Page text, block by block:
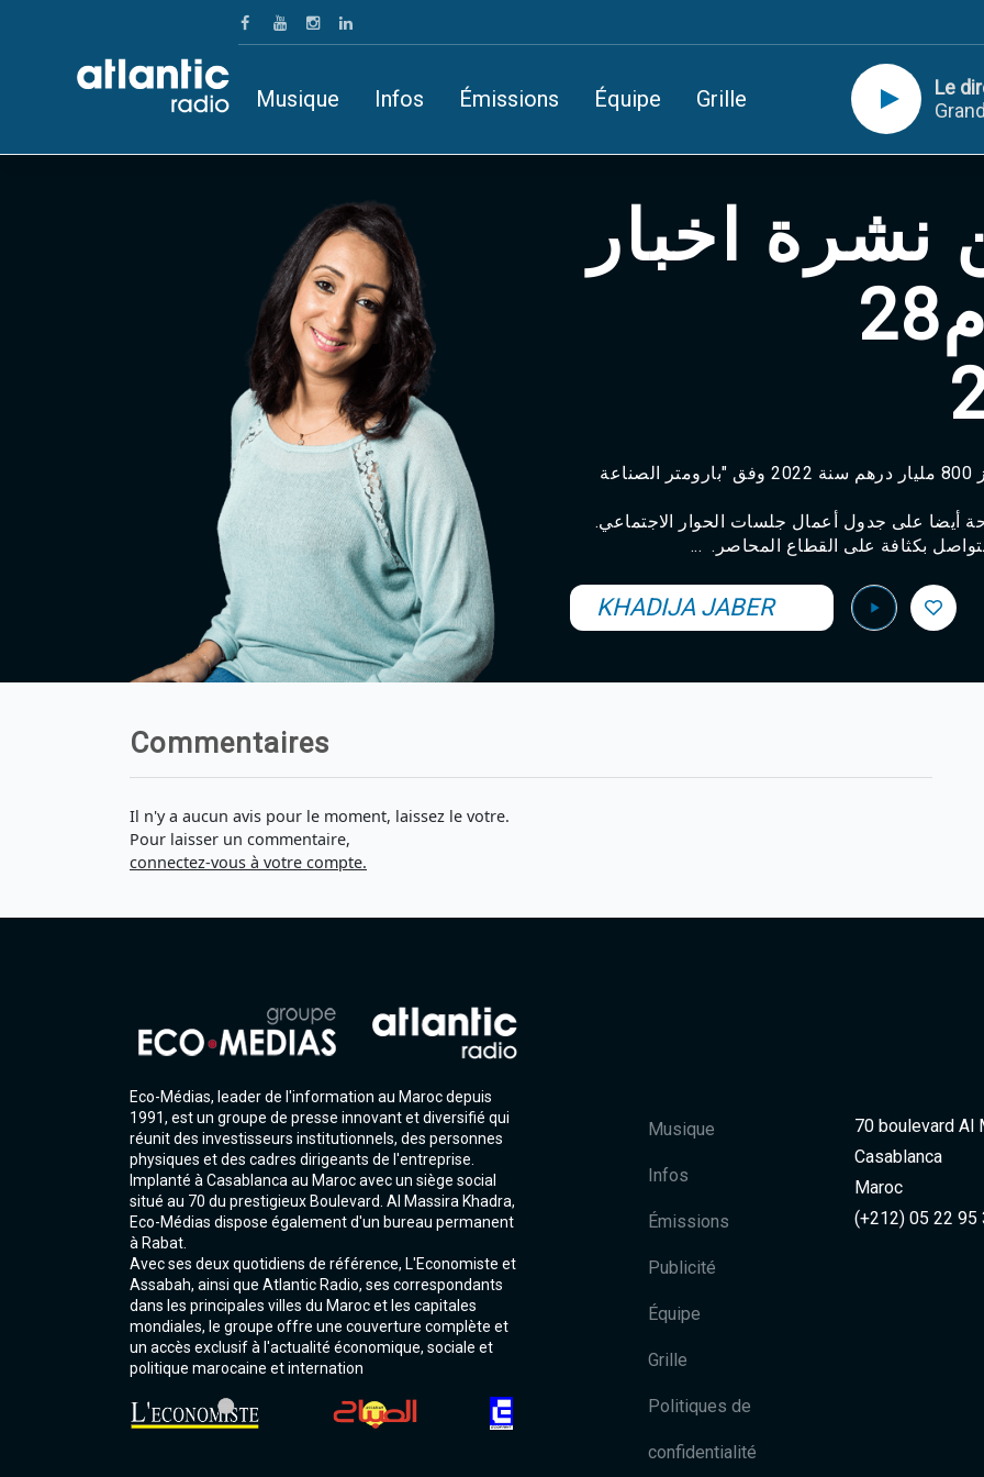
Musique Infos Émissions Équipe Grille
Le
نشرة اخبار
الرابعة ليوم28
القطاع الصناعي, رقم معاملات قياسي تجاوز 800 مليار درهم سنة 2022 وفق "بارومتر الصناعة
أيضا على جدول أعمال جلسات الحوار الاجتماعي.
بكثافة على القطاع المحاصر. ...
KHADIJA JABER
Commentaires
Il n'y a aucun avis pour le moment, laissez le votre.
Pour laisser un commentaire,
connectez-vous à votre compte.
Eco-Médias, leader de l'information au Maroc depuis
1991, est un groupe de presse innovant et diversifié qui
réunit des investisseurs institutionnels, des personnes
physiques et des cadres dirigeants de l'entreprise.
Implanté à Casablanca au Maroc avec un siège social
situé au 70 du prestigieux Boulevard. Al Massira Khadra,
Eco-Médias dispose également d'un bureau permanent
à Rabat.
Avec ses deux quotidiens de référence, L'Economiste et
Assabah, ainsi que Atlantic Radio, ses correspondants
dans les principales villes du Maroc et les capitales
mondiales, le groupe offre une couverture complète et
un accès exclusif à l'actualité économique, sociale et
politique marocaine et internation
Musique
Infos
Émissions
Publicité
Équipe
Grille
Politiques de
confidentialité
70 boulevard Al
Casablanca
Maroc
(+212) 05 22